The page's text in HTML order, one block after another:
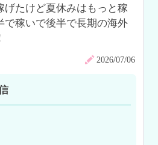
げたけど夏休みはもっと稼
で稼いで後半で長期の海外
2026/07/06